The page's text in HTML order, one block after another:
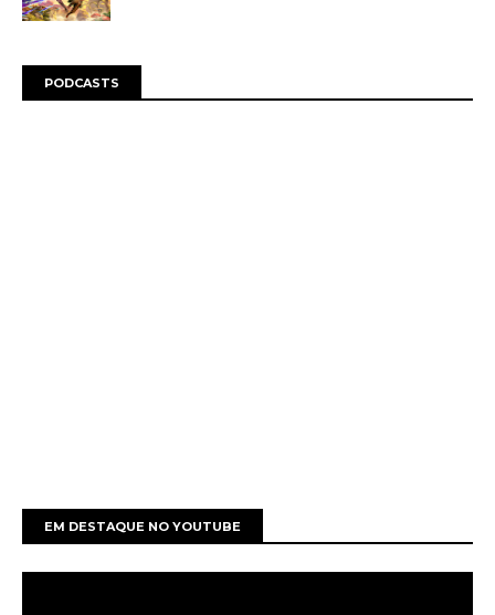
PODCASTS
EM DESTAQUE NO YOUTUBE